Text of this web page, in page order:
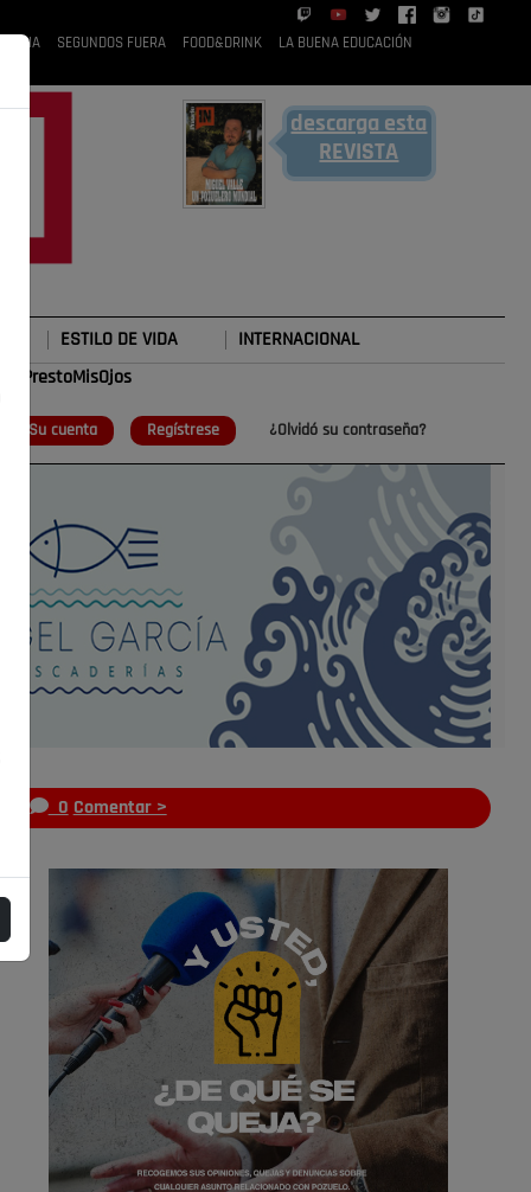
RUBIA SEGUNDOS FUERA FOOD&DRINK
LA BUENA EDUCACIÓN
descarga esta
REVISTA
ESTILO DE VIDA INTERNACIONAL
#TePrestoMisOjos
Su cuenta Regístrese ¿Olvidó su contraseña?
0 Comentar >